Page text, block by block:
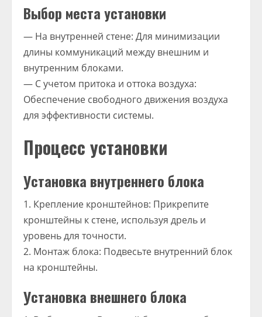
Выбор места установки
— На внутренней стене: Для минимизации
длины коммуникаций между внешним и
внутренним блоками.
— С учетом притока и оттока воздуха:
Обеспечение свободного движения воздуха
для эффективности системы.
Процесс установки
Установка внутреннего блока
1. Крепление кронштейнов: Прикрепите
кронштейны к стене, используя дрель и
уровень для точности.
2. Монтаж блока: Подвесьте внутренний блок
на кронштейны.
Установка внешнего блока